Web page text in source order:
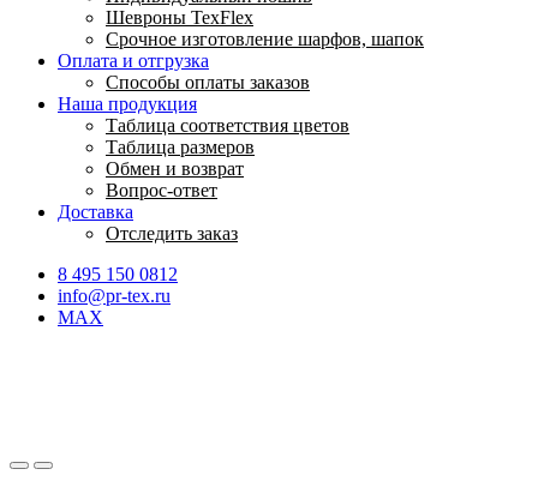
Шевроны TexFlex
Срочное изготовление шарфов, шапок
Оплата и отгрузка
Способы оплаты заказов
Наша продукция
Таблица соответствия цветов
Таблица размеров
Обмен и возврат
Вопрос-ответ
Доставка
Отследить заказ
8 495 150 0812
info@pr-tex.ru
MAX